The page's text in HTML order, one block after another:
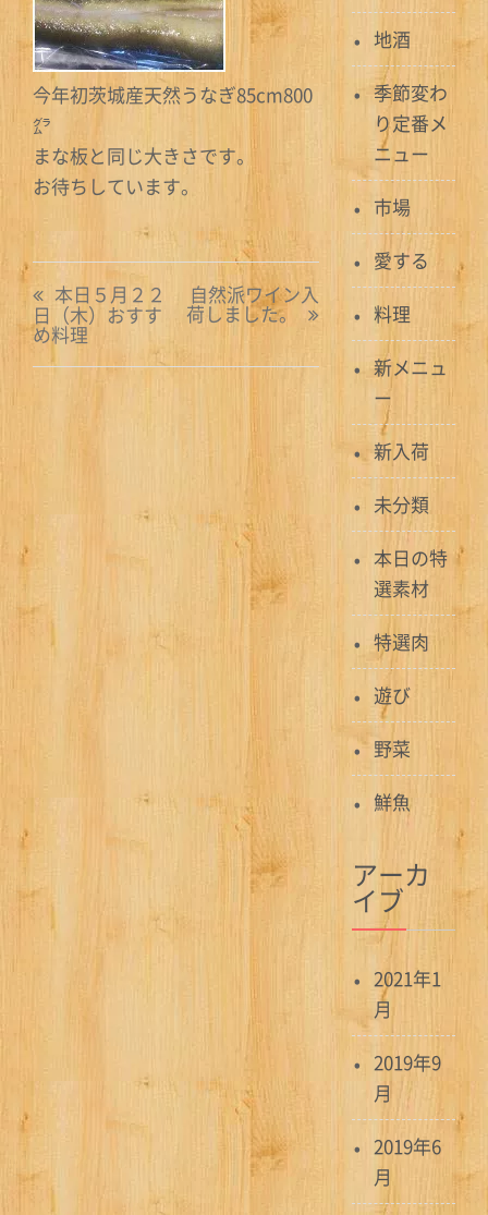
今年初茨城産天然うなぎ85cm800
㌘
まな板と同じ大きさです。
お待ちしています。
投
稿
ナ
ン
本日５月２２
日（木）おすす
め料理
自然派ワイン入
荷しました。
地酒
季節変わ
り定番メ
ニュー
市場
愛する
料理
新メニュ
ー
新入荷
未分類
本日の特
選素材
特選肉
遊び
野菜
鮮魚
アーカ
イブ
2021年1
月
2019年9
月
2019年6
月